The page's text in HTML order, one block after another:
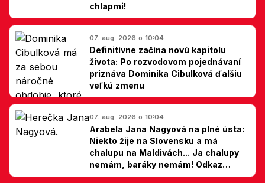
chlapmi!
07. aug. 2026 o 10:04
Definitívne začína novú kapitolu
života: Po rozvodovom pojednávaní
priznáva Dominika Cibulková ďalšiu
veľkú zmenu
07. aug. 2026 o 10:04
Arabela Jana Nagyová na plné ústa:
Niekto žije na Slovensku a má
chalupu na Maldivách... Ja chalupy
nemám, baráky nemám! Odkaz
Slovákom